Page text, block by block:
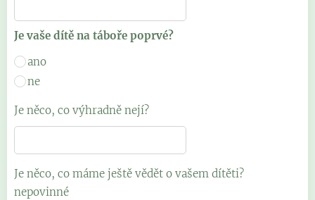
Je vaše dítě na táboře poprvé?
ano
ne
Je něco, co výhradně nejí?
Je něco, co máme ještě vědět o vašem dítěti?
nepovinné